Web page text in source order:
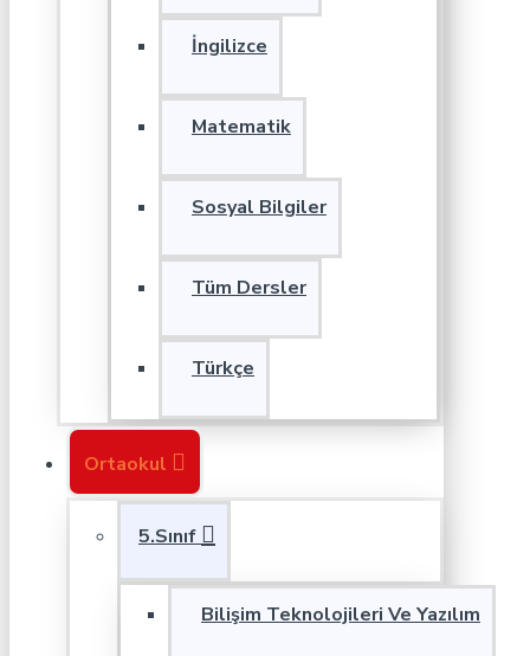
İngilizce
Matematik
Sosyal Bilgiler
Tüm Dersler
Türkçe
Ortaokul
5.Sınıf
Bilişim Teknolojileri Ve Yazılım